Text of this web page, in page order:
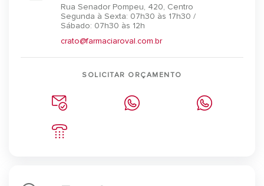
Rua Senador Pompeu, 420, Centro
Segunda à Sexta: 07h30 às 17h30 /
Sábado: 07h30 às 12h
crato@farmaciaroval.com.br
SOLICITAR ORÇAMENTO